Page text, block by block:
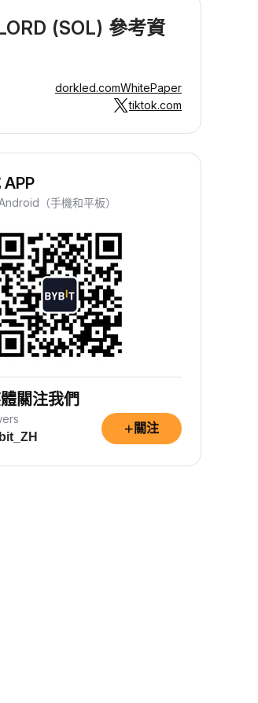
(SOL) 參考資
dorkled.comWhitePaper
tiktok.com
APP
（手機和平板）
關注我們
+ 關注